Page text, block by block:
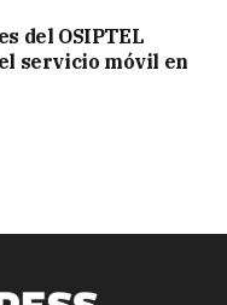
del OSIPTEL
servicio móvil en